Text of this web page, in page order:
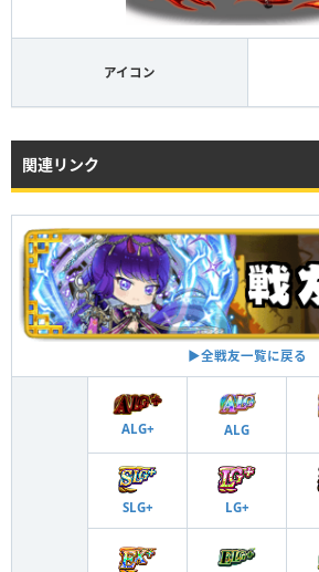
アイコン
関連リンク
▶︎全戦友一覧に戻る
ALG+ ALG
SLG+ LG+